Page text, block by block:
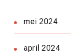
mei 2024
april 2024